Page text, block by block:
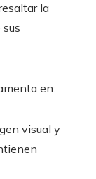
la
en:
visual y